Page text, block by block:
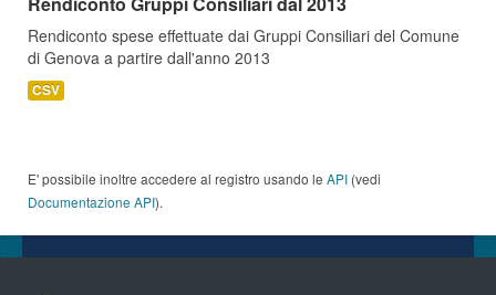
Rendiconto spese effettuate dai Gruppi Consiliari del Comune
di Genova a partire dall'anno 2013
CSV
E' possibile inoltre accedere al registro usando le API (vedi
Documentazione API).